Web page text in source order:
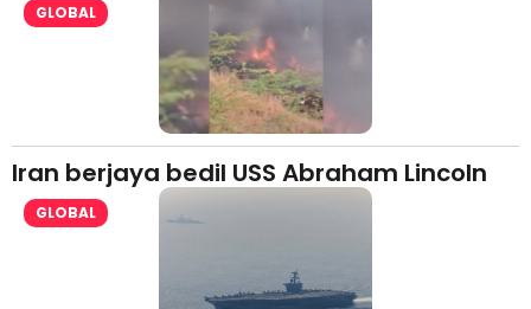
GLOBAL
Iran berjaya bedil USS Abraham Lincoln
GLOBAL